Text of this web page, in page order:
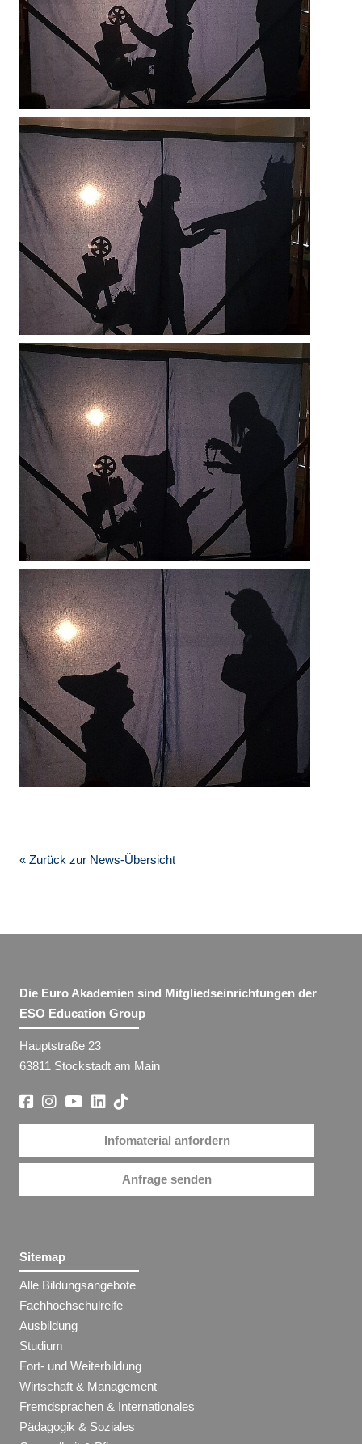
« Zurück zur News-Übersicht
Die Euro Akademien sind Mitgliedseinrichtungen der
ESO Education Group
Hauptstraße 23
63811 Stockstadt am Main
Infomaterial anfordern
Anfrage senden
Sitemap
Alle Bildungsangebote
Fachhochschulreife
Ausbildung
Studium
Fort- und Weiterbildung
Wirtschaft & Management
Fremdsprachen & Internationales
Pädagogik & Soziales